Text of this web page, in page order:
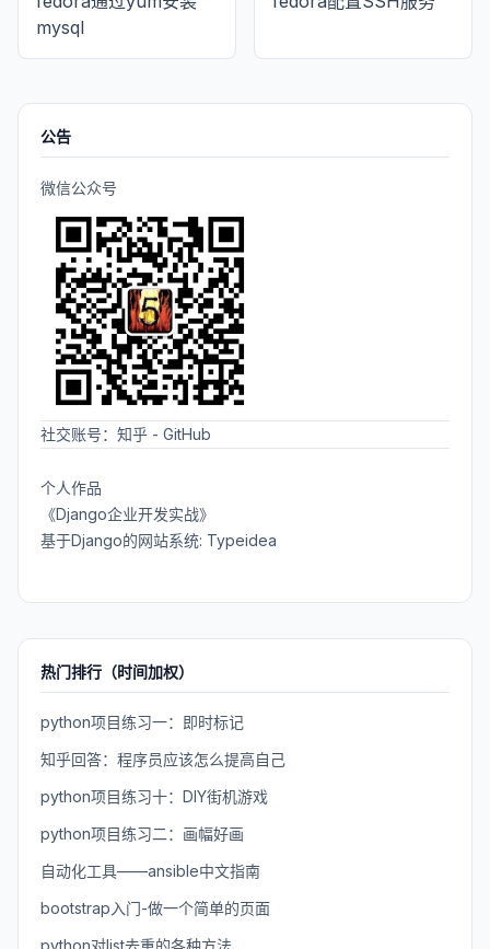
mysql
公告
微信公众号
社交账号： 知乎 - GitHub
个人作品
《Django企业开发实战》
基于Django的网站系统: Typeidea
热门排行（时间加权）
python项目练习一：即时标记
知乎回答：程序员应该怎么提高自己
python项目练习十：DIY街机游戏
python项目练习二：画幅好画
自动化工具——ansible中文指南
bootstrap入门-做一个简单的页面
python对list去重的各种方法